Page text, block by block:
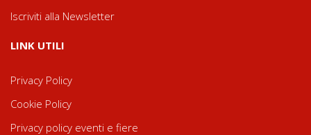
Iscriviti alla Newsletter
LINK UTILI
Privacy Policy
Cookie Policy
Privacy policy eventi e fiere